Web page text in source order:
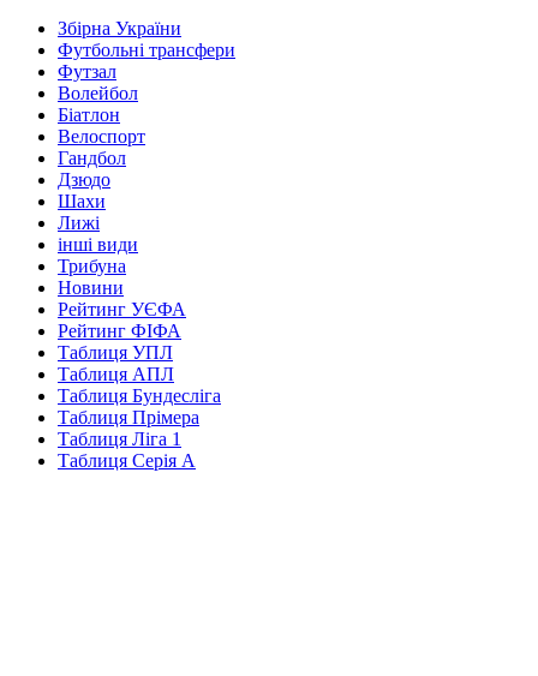
Збірна України
Футбольні трансфери
Футзал
Волейбол
Біатлон
Велоспорт
Гандбол
Дзюдо
Шахи
Лижі
інші види
Трибуна
Новини
Рейтинг УЄФА
Рейтинг ФІФА
Таблиця УПЛ
Таблиця АПЛ
Таблиця Бундесліга
Таблиця Прімера
Таблиця Ліга 1
Таблиця Серія А